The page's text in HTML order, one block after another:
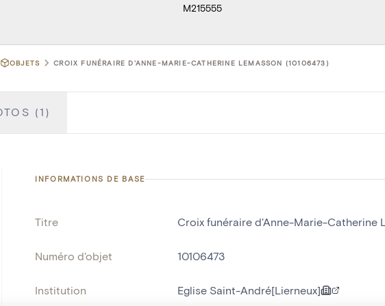
M215555
OBJETS CROIX FUNÉRAIRE D'ANNE-MARIE-CATHERINE LEMASSON (10106473)
(1)
INFORMATIONS DE BASE
Titre Croix funéraire d'Anne-Marie-Catherine
Numéro d'objet 10106473
Institution Eglise Saint-André[Lierneux]